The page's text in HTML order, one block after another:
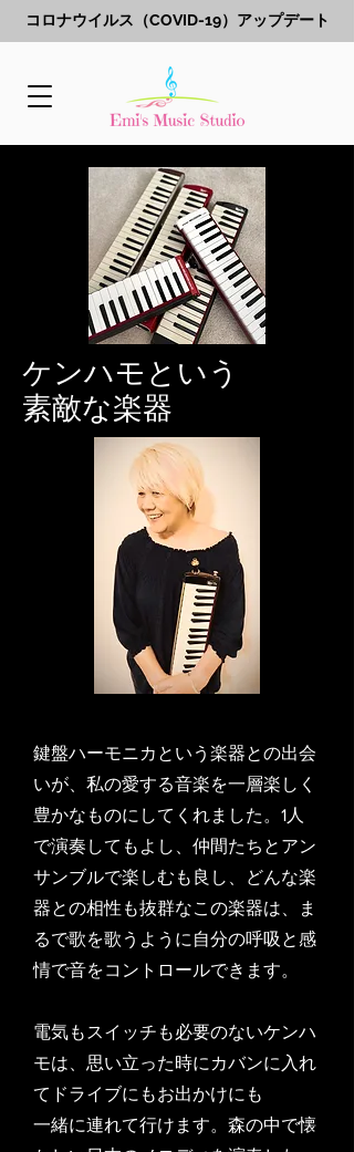
コロナウイルス（COVID-19）アップデート
ケンハモという
素敵な楽器
鍵盤ハーモニカという楽器との出会
いが、私の愛する音楽を一層楽しく
豊かなものにしてくれました。1人
で演奏してもよし、仲間たちとアン
サンブルで楽しむも良し、どんな楽
器との相性も抜群なこの楽器は、ま
るで歌を歌うように自分の呼吸と感
情で音をコントロールできます。
電気もスイッチも必要のないケンハ
モは、思い立った時にカバンに入れ
てドライブにもお出かけにも
一緒に連れて行けます。森の中で懐